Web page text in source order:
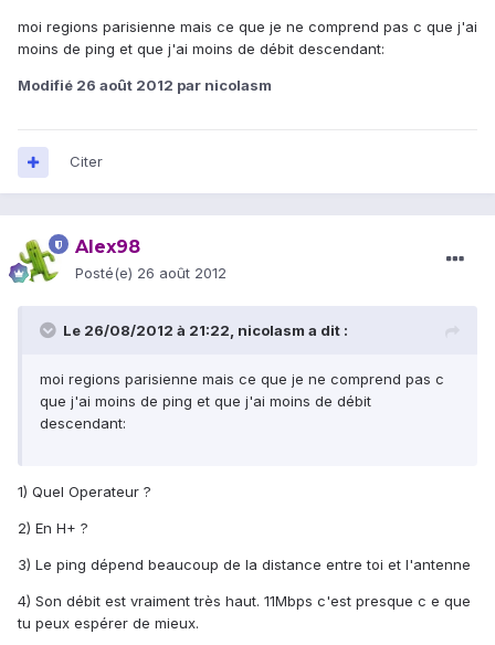
moi regions parisienne mais ce que je ne comprend pas c que j'ai
moins de ping et que j'ai moins de débit descendant:
Modifié 26 août 2012 par nicolasm
Citer
Alex98
Posté(e) 26 août 2012
Le 26/08/2012 à 21:22, nicolasm a dit :
moi regions parisienne mais ce que je ne comprend pas c
que j'ai moins de ping et que j'ai moins de débit
descendant:
1) Quel Operateur ?
2) En H+ ?
3) Le ping dépend beaucoup de la distance entre toi et l'antenne
4) Son débit est vraiment très haut. 11Mbps c'est presque c e que
tu peux espérer de mieux.